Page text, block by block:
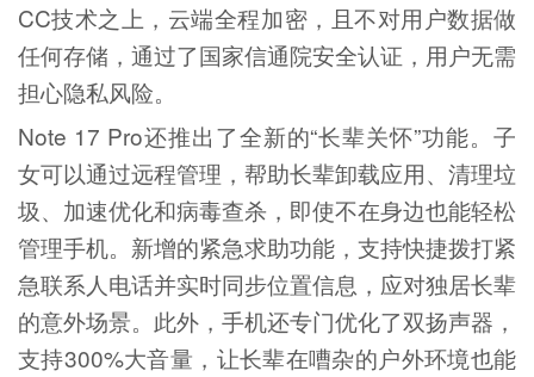
CC技术之上，云端全程加密，且不对用户数据做
任何存储，通过了国家信通院安全认证，用户无需
担心隐私风险。
Note 17 Pro还推出了全新的“长辈关怀”功能。子
女可以通过远程管理，帮助长辈卸载应用、清理垃
圾、加速优化和病毒查杀，即使不在身边也能轻松
管理手机。新增的紧急求助功能，支持快捷拨打紧
急联系人电话并实时同步位置信息，应对独居长辈
的意外场景。此外，手机还专门优化了双扬声器，
支持300%大音量，让长辈在嘈杂的户外环境也能